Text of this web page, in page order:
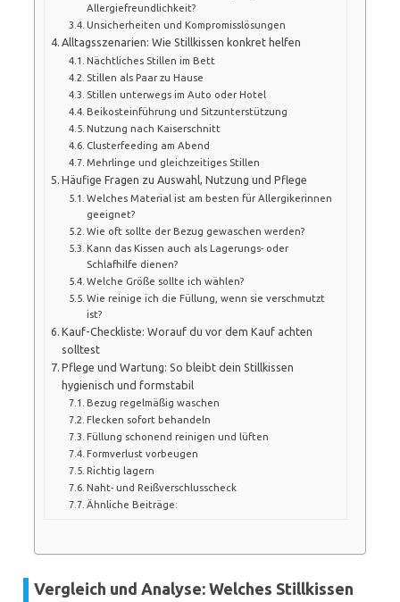
Allergiefreundlichkeit?
Unsicherheiten und Kompromisslösungen
Alltagsszenarien: Wie Stillkissen konkret helfen
Nächtliches Stillen im Bett
Stillen als Paar zu Hause
Stillen unterwegs im Auto oder Hotel
Beikosteinführung und Sitzunterstützung
Nutzung nach Kaiserschnitt
Clusterfeeding am Abend
Mehrlinge und gleichzeitiges Stillen
Häufige Fragen zu Auswahl, Nutzung und Pflege
Welches Material ist am besten für Allergikerinnen
geeignet?
Wie oft sollte der Bezug gewaschen werden?
Kann das Kissen auch als Lagerungs- oder
Schlafhilfe dienen?
Welche Größe sollte ich wählen?
Wie reinige ich die Füllung, wenn sie verschmutzt
ist?
Kauf-Checkliste: Worauf du vor dem Kauf achten
solltest
Pflege und Wartung: So bleibt dein Stillkissen
hygienisch und formstabil
Bezug regelmäßig waschen
Flecken sofort behandeln
Füllung schonend reinigen und lüften
Formverlust vorbeugen
Richtig lagern
Naht- und Reißverschlusscheck
Ähnliche Beiträge:
Vergleich und Analyse: Welches Stillkissen